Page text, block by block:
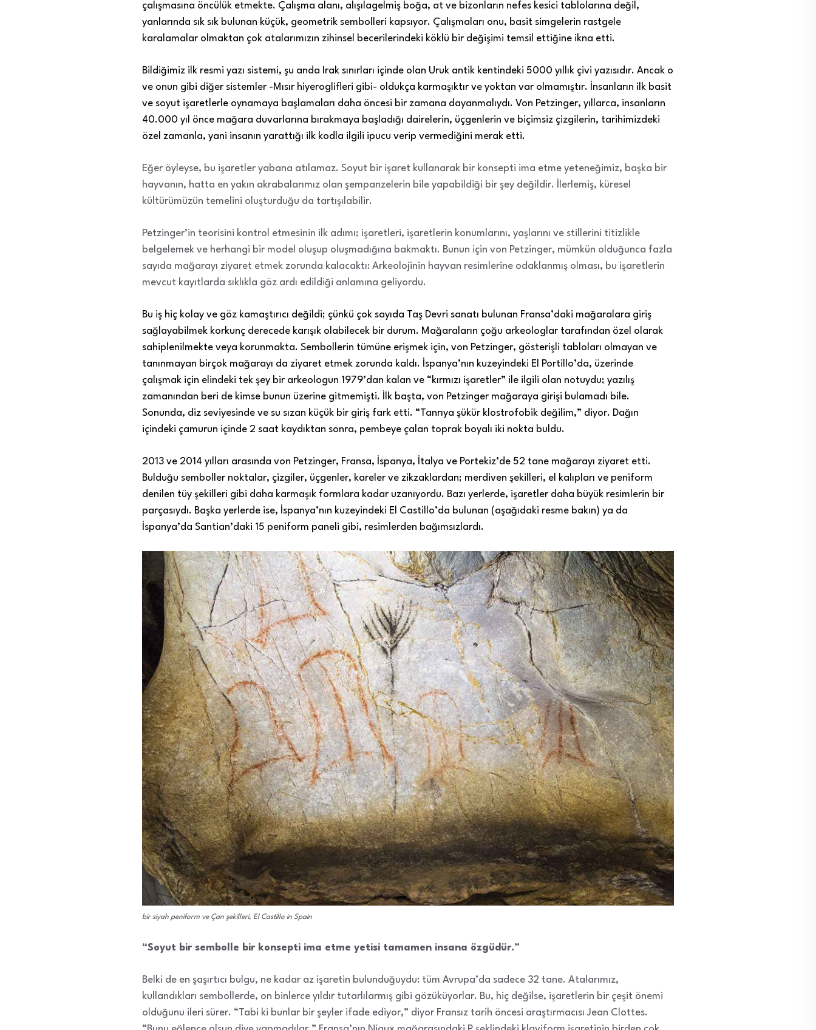
çalışmasına öncülük etmekte. Çalışma alanı, alışılagelmiş boğa, at ve bizonların nefes kesici tablolarına değil,
yanlarında sık sık bulunan küçük, geometrik sembolleri kapsıyor. Çalışmaları onu, basit simgelerin rastgele
karalamalar olmaktan çok atalarımızın zihinsel becerilerindeki köklü bir değişimi temsil ettiğine ikna etti.
Bildiğimiz ilk resmi yazı sistemi, şu anda Irak sınırları içinde olan Uruk antik kentindeki 5000 yıllık çivi yazısıdır. Ancak o
ve onun gibi diğer sistemler -Mısır hiyeroglifleri gibi- oldukça karmaşıktır ve yoktan var olmamıştır. İnsanların ilk basit
ve soyut işaretlerle oynamaya başlamaları daha öncesi bir zamana dayanmalıydı. Von Petzinger, yıllarca, insanların
40.000 yıl önce mağara duvarlarına bırakmaya başladığı dairelerin, üçgenlerin ve biçimsiz çizgilerin, tarihimizdeki
özel zamanla, yani insanın yarattığı ilk kodla ilgili ipucu verip vermediğini merak etti.
Eğer öyleyse, bu işaretler yabana atılamaz. Soyut bir işaret kullanarak bir konsepti ima etme yeteneğimiz, başka bir
hayvanın, hatta en yakın akrabalarımız olan şempanzelerin bile yapabildiği bir şey değildir.
İlerlemiş, küresel
kültürümüzün temelini oluşturduğu da tartışılabilir.
Petzinger’in teorisini kontrol etmesinin ilk adımı; işaretleri, işaretlerin konumlarını, yaşlarını ve stillerini titizlikle
belgelemek ve herhangi bir model oluşup oluşmadığına bakmaktı. Bunun için von Petzinger, mümkün olduğunca fazla
sayıda mağarayı ziyaret etmek zorunda kalacaktı: Arkeolojinin hayvan resimlerine odaklanmış olması, bu işaretlerin
mevcut kayıtlarda sıklıkla göz ardı edildiği anlamına geliyordu.
Bu iş hiç kolay ve göz kamaştırıcı değildi; çünkü çok sayıda Taş Devri sanatı bulunan Fransa’daki mağaralara giriş
sağlayabilmek korkunç derecede karışık olabilecek bir durum. Mağaraların çoğu arkeologlar tarafından özel olarak
sahiplenilmekte veya korunmakta. Sembollerin tümüne erişmek için, von Petzinger, gösterişli tabloları olmayan ve
tanınmayan birçok mağarayı da ziyaret etmek zorunda kaldı. İspanya’nın kuzeyindeki El Portillo’da, üzerinde
çalışmak için elindeki tek şey bir arkeologun 1979’dan kalan ve “kırmızı işaretler” ile ilgili olan notuydu; yazılış
zamanından beri de kimse bunun üzerine gitmemişti. İlk başta, von Petzinger mağaraya girişi bulamadı bile.
Sonunda, diz seviyesinde ve su sızan küçük bir giriş fark etti. “Tanrıya şükür klostrofobik değilim,” diyor. Dağın
içindeki çamurun içinde 2 saat kaydıktan sonra, pembeye çalan toprak boyalı iki nokta buldu.
2013 ve 2014 yılları arasında von Petzinger, Fransa, İspanya, İtalya ve Portekiz’de 52 tane mağarayı ziyaret etti.
Bulduğu semboller noktalar, çizgiler, üçgenler, kareler ve zikzaklardan; merdiven şekilleri, el kalıpları ve peniform
denilen tüy şekilleri gibi daha karmaşık formlara kadar uzanıyordu. Bazı yerlerde, işaretler daha büyük resimlerin bir
parçasıydı. Başka yerlerde ise, İspanya’nın kuzeyindeki El Castillo’da bulunan (aşağıdaki resme bakın) ya da
İspanya’da Santian’daki 15 peniform paneli gibi, resimlerden bağımsızlardı.
bir siyah peniform ve Çan şekilleri, El Castillo in Spain
“Soyut bir sembolle bir konsepti ima etme yetisi tamamen insana özgüdür.”
Belki de en şaşırtıcı bulgu, ne kadar az işaretin bulunduğuydu: tüm Avrupa’da sadece 32 tane. Atalarımız,
kullandıkları sembollerde, on binlerce yıldır tutarlılarmış gibi gözüküyorlar. Bu, hiç değilse, işaretlerin bir çeşit önemi
olduğunu ileri sürer. “Tabi ki bunlar bir şeyler ifade ediyor,” diyor Fransız tarih öncesi araştırmacısı Jean Clottes.